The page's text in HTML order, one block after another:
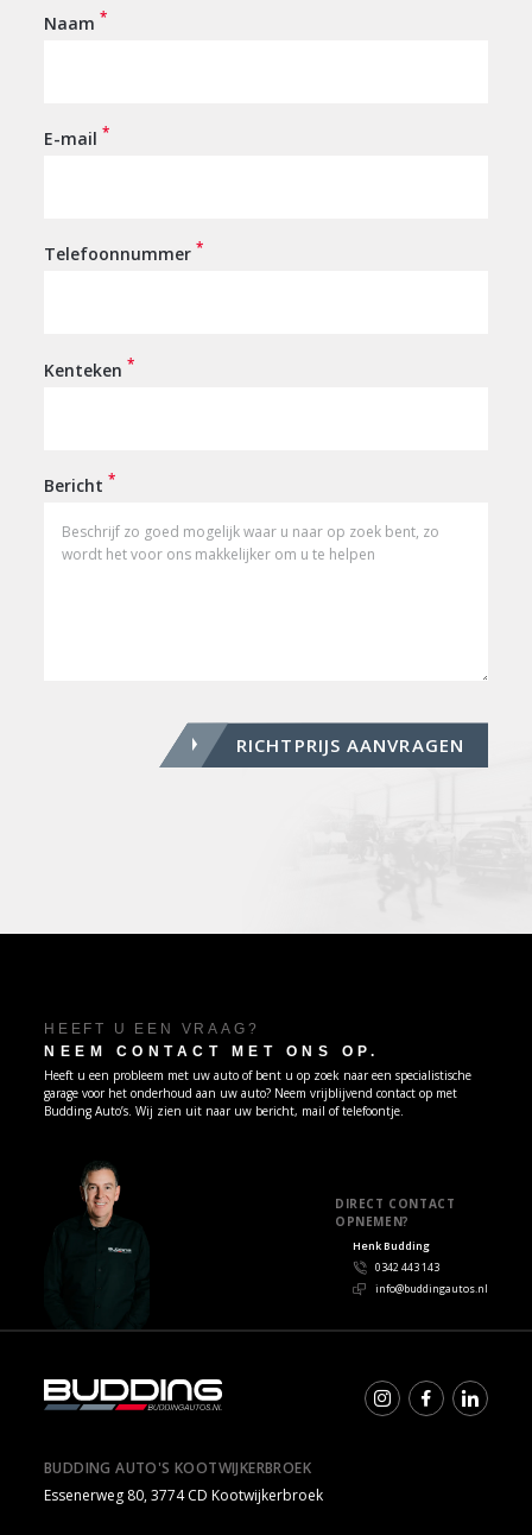
Naam *
E-mail *
Telefoonnummer *
Kenteken *
Bericht *
RICHTPRIJS AANVRAGEN
HEEFT U EEN VRAAG?
NEEM CONTACT MET ONS OP.
Heeft u een probleem met uw auto of bent u op zoek naar een specialistische
garage voor het onderhoud aan uw auto? Neem vrijblijvend contact op met
Budding Auto’s. Wij zien uit naar uw bericht, mail of telefoontje.
DIRECT CONTACT
OPNEMEN?
Henk Budding
0342 443 143
info@buddingautos.nl
BUDDING AUTO'S KOOTWIJKERBROEK
Essenerweg 80, 3774 CD Kootwijkerbroek